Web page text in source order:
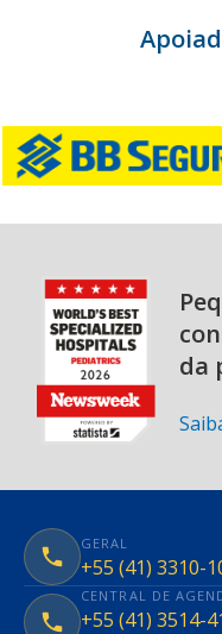
da
GERAL
+55 (41) 3310-
CENTRAL DE
+55 (41) 3514-